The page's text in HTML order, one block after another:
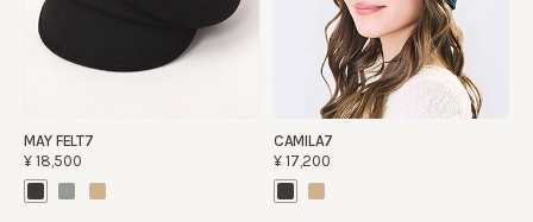
MAY FELT7
¥18,500
CAMILA7
¥17,200